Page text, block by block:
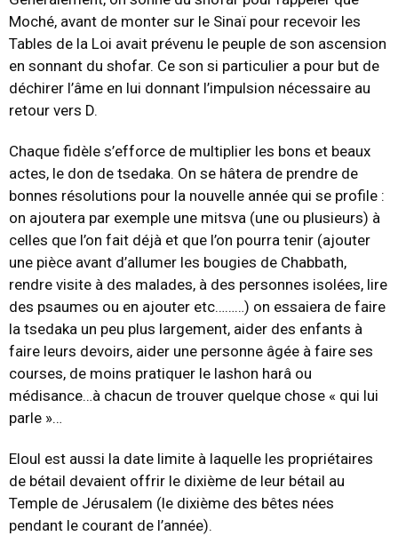
Moché, avant de monter sur le Sinaï pour recevoir les
Tables de la Loi avait prévenu le peuple de son ascension
en sonnant du shofar. Ce son si particulier a pour but de
déchirer l’âme en lui donnant l’impulsion nécessaire au
retour vers D.
Chaque fidèle s’efforce de multiplier les bons et beaux
actes, le don de tsedaka. On se hâtera de prendre de
bonnes résolutions pour la nouvelle année qui se profile :
on ajoutera par exemple une mitsva (une ou plusieurs) à
celles que l’on fait déjà et que l’on pourra tenir (ajouter
une pièce avant d’allumer les bougies de Chabbath,
rendre visite à des malades, à des personnes isolées, lire
des psaumes ou en ajouter etc………) on essaiera de faire
la tsedaka un peu plus largement, aider des enfants à
faire leurs devoirs, aider une personne âgée à faire ses
courses, de moins pratiquer le lashon harâ ou
médisance…à chacun de trouver quelque chose « qui lui
parle »…
Eloul est aussi la date limite à laquelle les propriétaires
de bétail devaient offrir le dixième de leur bétail au
Temple de Jérusalem (le dixième des bêtes nées
pendant le courant de l’année).